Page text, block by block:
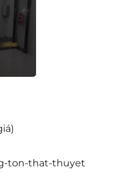
ton-that-thuyet